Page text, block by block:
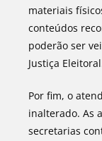
materiais
conteúdos
poderão ser
Justiça
Por fim, o
inalterado. As
secretarias